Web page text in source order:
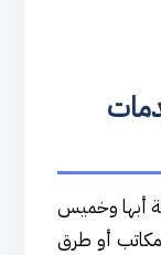
أبها وخميس
أو طرق